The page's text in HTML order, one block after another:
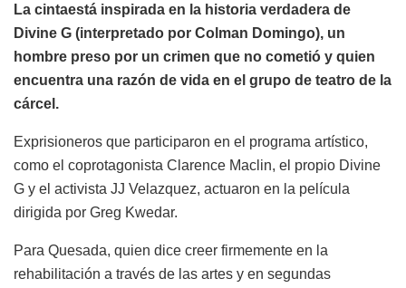
La cintaestá inspirada en la historia verdadera de
Divine G (interpretado por Colman Domingo), un
hombre preso por un crimen que no cometió y quien
encuentra una razón de vida en el grupo de teatro de la
cárcel.
Exprisioneros que participaron en el programa artístico,
como el coprotagonista Clarence Maclin, el propio Divine
G y el activista JJ Velazquez, actuaron en la película
dirigida por Greg Kwedar.
Para Quesada, quien dice creer firmemente en la
rehabilitación a través de las artes y en segundas